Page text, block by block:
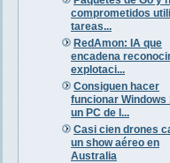
comprometidos
tareas...
RedAmon: IA que
encadena
explotaci...
Consiguen hacer
funcionar Windows
un PC de l...
Casi cien drones
un show aéreo en
Australia